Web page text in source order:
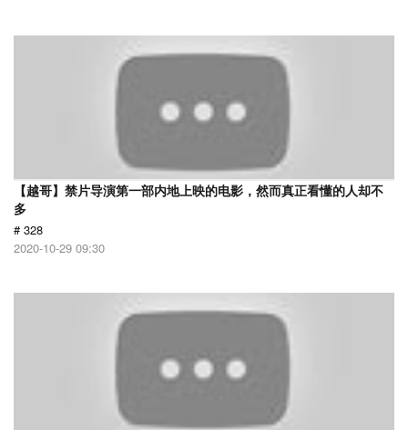
【越哥】禁片导演第一部内地上映的电影，然而真正看懂的人却不
多
# 328
2020-10-29 09:30